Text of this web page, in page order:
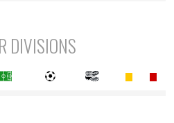
DIVISIONS